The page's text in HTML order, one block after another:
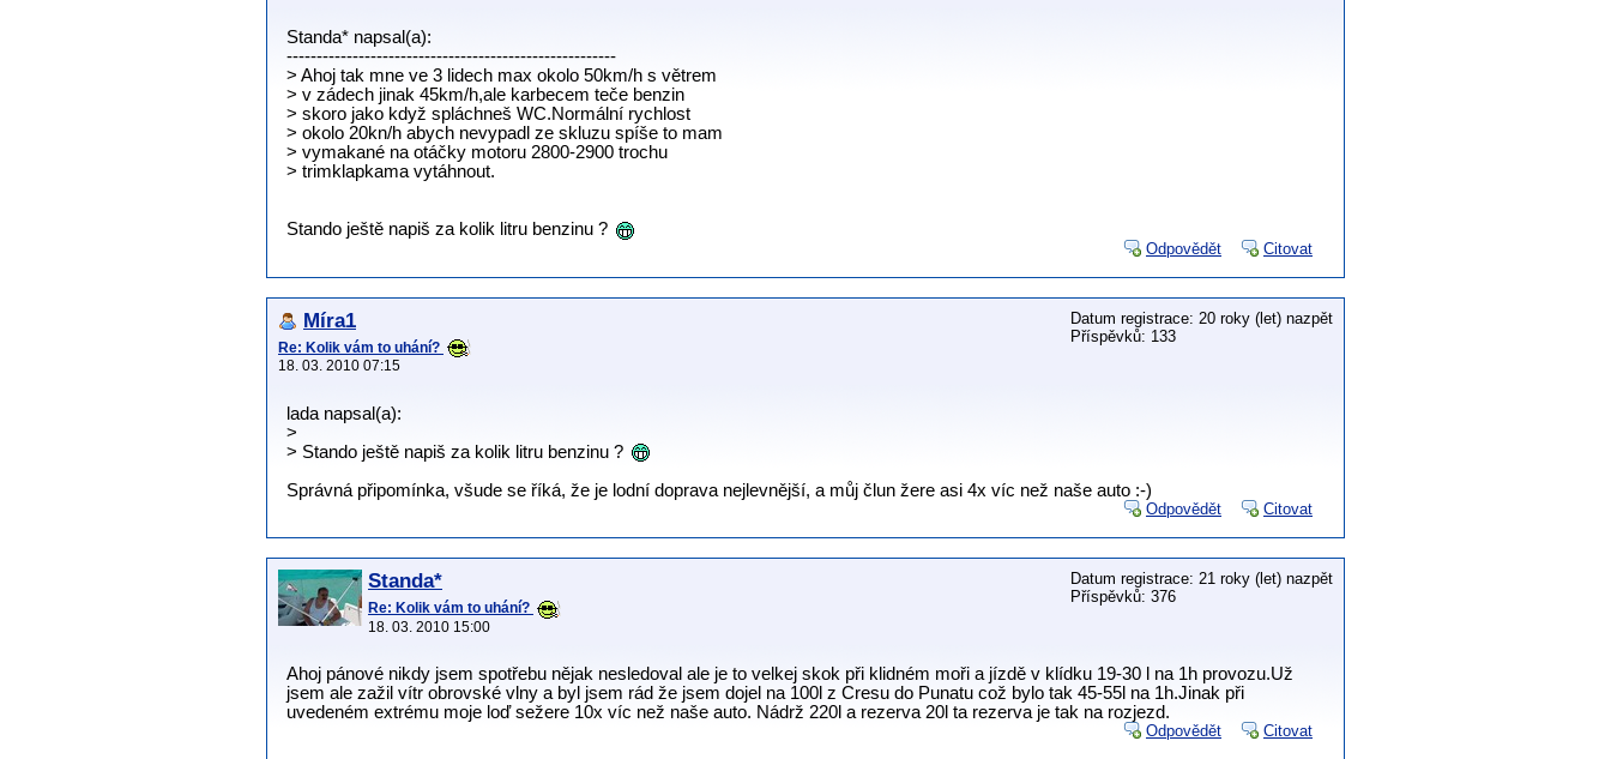
Standa* napsal(a):
-------------------------------------------------------
> Ahoj tak mne ve 3 lidech max okolo 50km/h s větrem
> v zádech jinak 45km/h,ale karbecem teče benzin
> skoro jako když spláchneš WC.Normální rychlost
> okolo 20kn/h abych nevypadl ze skluzu spíše to mam
> vymakané na otáčky motoru 2800-2900 trochu
> trimklapkama vytáhnout.
Stando ještě napiš za kolik litru benzinu ?
Odpovědět Citovat
Míra1
Re: Kolik vám to uhání?
18. 03. 2010 07:15
Datum registrace: 20 roky (let) nazpět
Příspěvků: 133
lada napsal(a):
>
> Stando ještě napiš za kolik litru benzinu ?
Správná připomínka, všude se říká, že je lodní doprava nejlevnější, a můj člun žere asi 4x víc než naše auto :-)
Odpovědět Citovat
Standa*
Re: Kolik vám to uhání?
18. 03. 2010 15:00
Datum registrace: 21 roky (let) nazpět
Příspěvků: 376
Ahoj pánové nikdy jsem spotřebu nějak nesledoval ale je to velkej skok při klidném moři a jízdě v klídku 19-30 l na 1h provozu.Už
jsem ale zažil vítr obrovské vlny a byl jsem rád že jsem dojel na 100l z Cresu do Punatu což bylo tak 45-55l na 1h.Jinak při
uvedeném extrému moje loď sežere 10x víc než naše auto. Nádrž 220l a rezerva 20l ta rezerva je tak na rozjezd.
Odpovědět Citovat